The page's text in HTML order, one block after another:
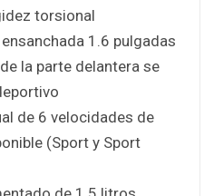
torsional
1.6 pulgadas
la parte delantera se
de 6 velocidades de
(Sport y Sport